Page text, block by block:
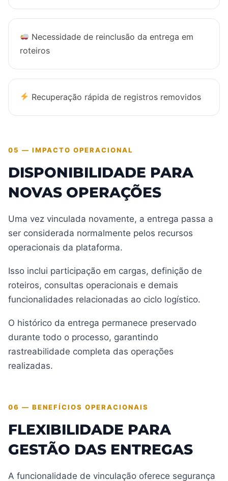
Necessidade de reinclusão da entrega em
roteiros
Recuperação rápida de registros removidos
05 — IMPACTO OPERACIONAL
DISPONIBILIDADE PARA
NOVAS OPERAÇÕES
Uma vez vinculada novamente, a entrega passa a
ser considerada normalmente pelos recursos
operacionais da plataforma.
Isso inclui participação em cargas, definição de
roteiros, consultas operacionais e demais
funcionalidades relacionadas ao ciclo logístico.
O histórico da entrega permanece preservado
durante todo o processo, garantindo
rastreabilidade completa das operações
realizadas.
06 — BENEFÍCIOS OPERACIONAIS
FLEXIBILIDADE PARA
GESTÃO DAS ENTREGAS
A funcionalidade de vinculação oferece segurança